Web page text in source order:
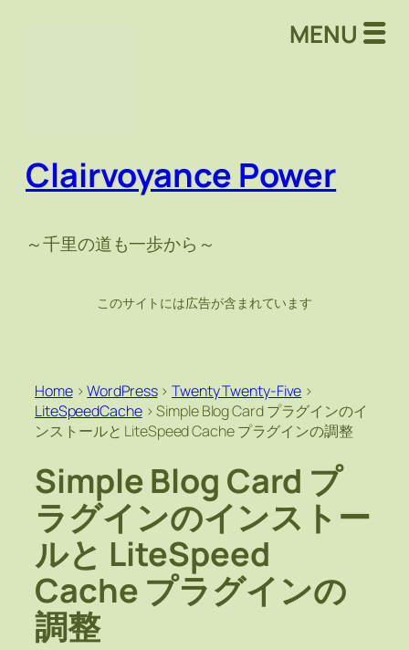
Clairvoyance Power
～千里の道も一歩から～
このサイトには広告が含まれています
Home>WordPress>Twenty Twenty-Five >
LiteSpeedCache>Simple Blog Card プラグインのイ
ンストールと LiteSpeed Cache プラグインの調整
Simple Blog Card プ
ラグインのインストー
ルと LiteSpeed
Cache プラグインの
調整
MENU